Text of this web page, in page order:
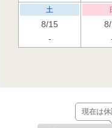
土
8/15
-
現在は